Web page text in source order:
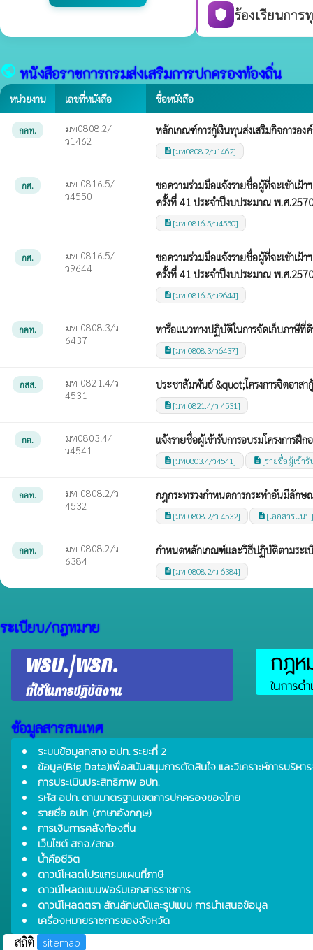
shield ร้องเรียนกา
public หนังสือราชการกรมส่งเสริมการปกครองท้องถิ่น
หน่วยงาน เลขที่หนังสือ ชื่อหนังสือ
กคท.
มท0808.2/
ว1462
หลักเกณฑ์การกู้เงินทุนส่งเสริมกิจการอง
description [มท0808.2/ว1462]
กศ.
มท 0816.5/
ว4550
ขอความร่วมมือแจ้งรายชื่อผู้ที่จะเข้าเฝ้
ครั้งที่ 41 ประจำปีงบประมาณ พ.ศ.2570
description [มท 0816.5/ว4550]
กศ.
มท 0816.5/
ว9644
ขอความร่วมมือแจ้งรายชื่อผู้ที่จะเข้าเฝ้
ครั้งที่ 41 ประจำปีงบประมาณ พ.ศ.2570
description [มท 0816.5/ว9644]
กคท.
มท 0808.3/ว
6437
หารือแนวทางปฏิบัติในการจัดเก็บภาษีที่
description [มท 0808.3/ว6437]
กสส.
มท 0821.4/ว
4531
ประชาสัมพันธ์ &quot;โครงการจิตอาส
description [มท 0821.4/ว 4531]
กค.
มท0803.4/
ว4541
แจ้งรายชื่อผู้เข้ารับการอบรมโครงการ
description [มท0803.4/ว4541] description [รายชื่อผู้เข้ารั
กคท.
มท 0808.2/ว
4532
กฎกระทรวงกำหนดการกระทำอันมีลักษ
description [มท 0808.2/ว 4532] description [เอกสารแนบ]
กคท.
มท 0808.2/ว
6384
กำหนดหลักเกณฑ์และวิธีปฏิบัติตามระเ
description [มท 0808.2/ว 6384]
ระเบียบ/กฎหมาย
พรบ./พรก.
ที่ใช้ในการปฏิบัติงาน
กฎห
ในการด
ข้อมูลสารสนเทศ
ระบบข้อมูลกลาง อปท. ระยะที่ 2
ข้อมูล(Big Data)เพื่อสนับสนุนการตัดสินใจ และวิเคราะห์การบริห
การประเมินประสิทธิภาพ อปท.
รหัส อปท. ตามมาตรฐานเขตการปกครองของไทย
รายชื่อ อปท. (ภาษาอังกฤษ)
การเงินการคลังท้องถิ่น
เว็บไซต์ สถจ./สถอ.
น้ำคือชีวิต
ดาวน์โหลดโปรแกรมแผนที่ภาษี
ดาวน์โหลดแบบฟอร์มเอกสารราชการ
ดาวน์โหลดตรา สัญลักษณ์และรูปแบบ การนำเสนอข้อมูล
เครื่องหมายราชการของจังหวัด
สถิติ sitemap